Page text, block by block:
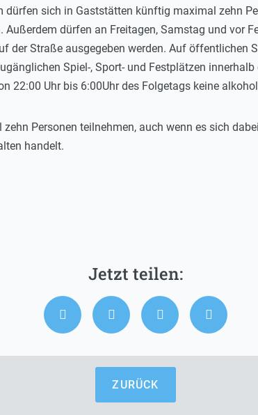
dürfen sich in Gaststätten künftig maximal zehn
dürfen an Freitagen, Samstag und vor
der Straße ausgegeben werden. Auf öffentlichen
Spiel-, Sport- und Festplätzen
22:00 Uhr bis 6:00Uhr des Folgetags keine
Personen teilnehmen, auch wenn es sich
handelt.
ZURÜCK